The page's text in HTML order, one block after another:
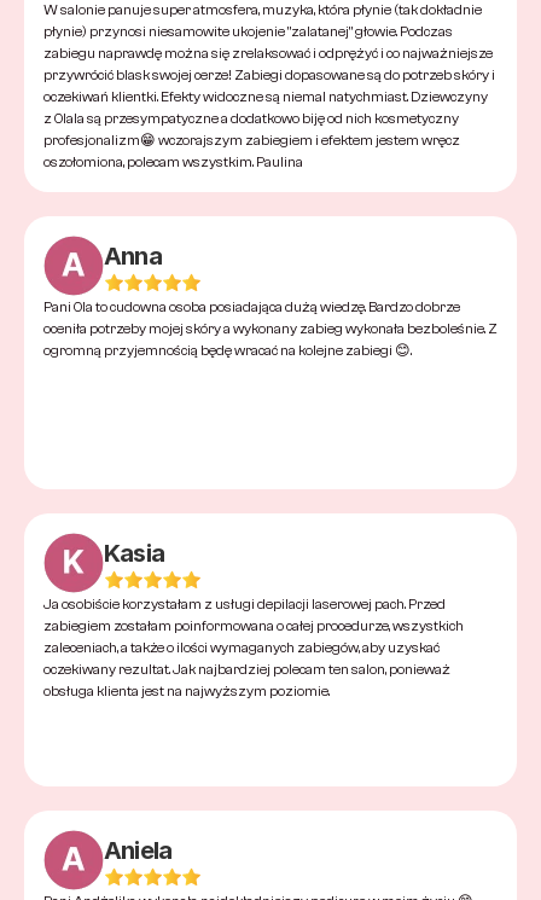
W salonie panuje super atmosfera, muzyka, która płynie (tak dokładnie
płynie) przynosi niesamowite ukojenie "zalatanej" głowie. Podczas
zabiegu naprawdę można się zrelaksować i odprężyć i co najważniejsze
przywrócić blask swojej cerze! Zabiegi dopasowane są do potrzeb skóry i
oczekiwań klientki. Efekty widoczne są niemal natychmiast. Dziewczyny
z Olala są przesympatyczne a dodatkowo biję od nich kosmetyczny
profesjonalizm😁 wczorajszym zabiegiem i efektem jestem wręcz
oszołomiona, polecam wszystkim. Paulina
Anna
Pani Ola to cudowna osoba posiadająca dużą wiedzę. Bardzo dobrze
oceniła potrzeby mojej skóry a wykonany zabieg wykonała bezboleśnie. Z
ogromną przyjemnością będę wracać na kolejne zabiegi 😊.
Kasia
Ja osobiście korzystałam z usługi depilacji laserowej pach. Przed
zabiegiem zostałam poinformowana o całej procedurze, wszystkich
zaleceniach, a także o ilości wymaganych zabiegów, aby uzyskać
oczekiwany rezultat. Jak najbardziej polecam ten salon, ponieważ
obsługa klienta jest na najwyższym poziomie.
Aniela